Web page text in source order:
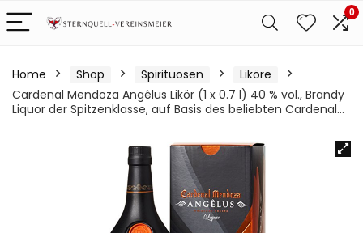
0
Home Shop Spirituosen
Liköre
Cardenal Mendoza Angêlus Likör (1 x 0.7 l) 40 % vol., Brandy
Liquor der Spitzenklasse, auf Basis des beliebten Cardenal…